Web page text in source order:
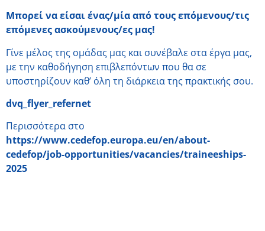
Μπορεί να είσαι ένας/μία από τους επόμενους/τις
επόμενες ασκούμενους/ες μας!
Γίνε μέλος της ομάδας μας και συνέβαλε στα έργα μας,
με την καθοδήγηση επιβλεπόντων που θα σε
υποστηρίζουν καθ’ όλη τη διάρκεια της πρακτικής σου.
dvq_flyer_refernet
Περισσότερα στο
https://www.cedefop.europa.eu/en/about-
cedefop/job-opportunities/vacancies/traineeships-
2025